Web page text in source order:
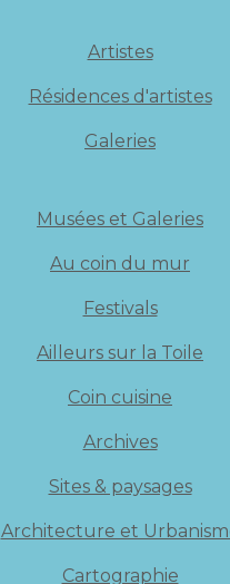
Artistes
Résidences d'artistes
Galeries
Musées et Galeries
Au coin du mur
Festivals
Ailleurs sur la Toile
Coin cuisine
Archives
Sites & paysages
Architecture et
Cartographie